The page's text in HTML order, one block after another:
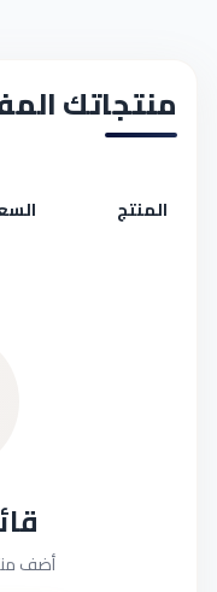
منتجاتك
المنتج
أضف